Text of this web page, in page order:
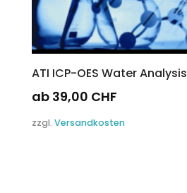
ATI ICP-OES Water Analysis
ab 39,00 CHF
Produkt
zzgl. Versandkosten